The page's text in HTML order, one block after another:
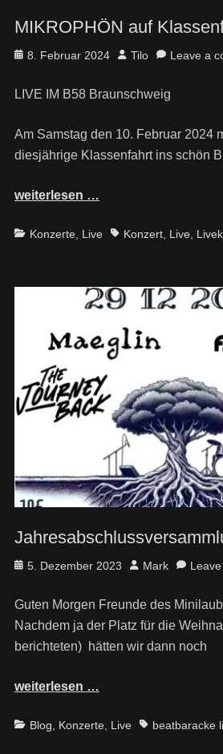
MIKROPHÖN auf
Posted
8. Februar 2024 Author
Tilo Leave a
LIVE IM B58 Braunschweig
Am Samstag den 10. Februar 2024
diesjährige Klassenfahrt ins schön
weiterlesen …
Categories
Konzerte, Live TagsKonzert, Live,
Posted
5. Dezember 2023 Author
Mark
Guten Morgen Freunde des
Nachdem ja der Platz für die
berichteten) hätten wir dann noch
weiterlesen …
Categories
Blog Konzerte, Live Tagsbeatbaracke